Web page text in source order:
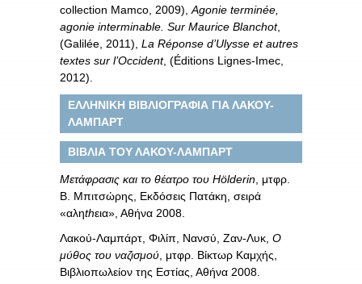
collection Mamco, 2009), Agonie terminée,
agonie interminable. Sur Maurice Blanchot,
(Galilée, 2011), La Réponse d’Ulysse et autres
textes sur l’Occident, (Éditions Lignes-Imec,
2012).
ΕΛΛΗΝΙΚΗ ΒΙΒΛΙΟΓΡΑΦΙΑ ΓΙΑ ΛΑΚΟΥ-
ΛΑΜΠΑΡΤ
ΒΙΒΛΙΑ ΤΟΥ ΛΑΚΟΥ-ΛΑΜΠΑΡΤ
Μετάφρασις και το θέατρο του Hölderin , μτφρ.
Β. Μπιτσώρης, Εκδόσεις Πατάκη, σειρά
«αληthεια», Αθήνα 2008.
Λακού-Λαμπάρτ, Φιλίπ, Νανσύ, Ζαν-Λυκ, Ο
μύθος του ναζισμού , μτφρ. Βίκτωρ Καμχής,
Βιβλιοπωλείον της Εστίας, Αθήνα 2008.